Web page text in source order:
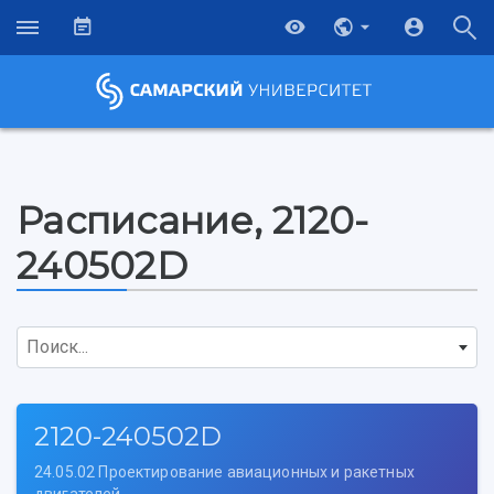
Расписание, 2120-
240502D
Поиск...
2120-240502D
24.05.02 Проектирование авиационных и ракетных